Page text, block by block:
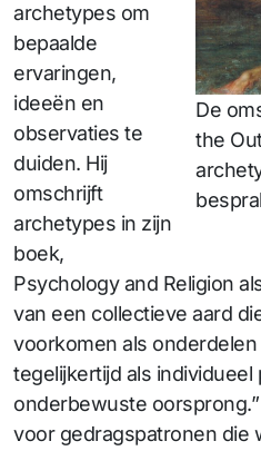
De
the
archetypes om
bepaalde
ervaringen,
ideeën en
observaties te
duiden. Hij
omschrijft
archetypes in zijn
boek,
Psychology and Religion
van een collectieve aard
voorkomen als
tegelijkertijd als individueel
onderbewuste
voor gedragspatronen die